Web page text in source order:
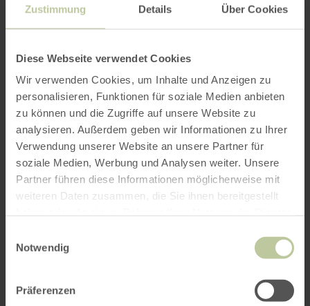
Zustimmung Details Über Cookies
Diese Webseite verwendet Cookies
Wir verwenden Cookies, um Inhalte und Anzeigen zu
personalisieren, Funktionen für soziale Medien anbieten
zu können und die Zugriffe auf unsere Website zu
analysieren. Außerdem geben wir Informationen zu Ihrer
Verwendung unserer Website an unsere Partner für
soziale Medien, Werbung und Analysen weiter. Unsere
Partner führen diese Informationen möglicherweise mit
weiteren Daten zusammen, die Sie ihnen bereitgestellt
Notwendig
Präferenzen